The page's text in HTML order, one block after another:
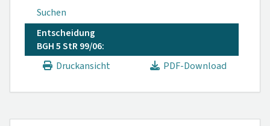
Suchen
Entscheidung
BGH 5 StR 99/06:
Druckansicht
PDF-Download